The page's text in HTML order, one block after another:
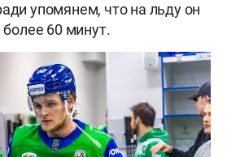
упомянем, что на льду он
более 60 минут.